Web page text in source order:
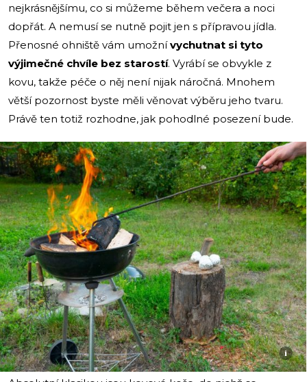
nejkrásnějšímu, co si můžeme během večera a noci
dopřát. A nemusí se nutně pojit jen s přípravou jídla.
Přenosné ohniště vám umožnívychutnat si tyto
výjimečné chvíle bez starostí. Vyrábí se obvykle z
kovu, takže péče o něj není nijak náročná. Mnohem
větší pozornost byste měli věnovat výběru jeho tvaru.
Právě ten totiž rozhodne, jak pohodlné posezení bude.
i